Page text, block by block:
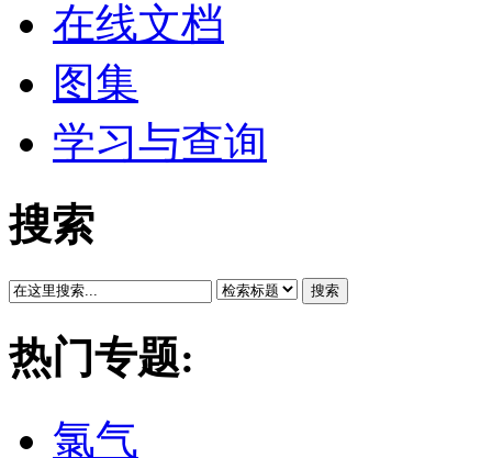
在线文档
图集
学习与查询
搜索
搜索
热门专题:
氯气